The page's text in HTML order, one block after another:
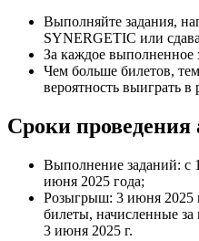
Выполняйте задания,
SYNERGETIC или
За каждое выполненное
Чем больше билетов,
вероятность выиграть
Сроки проведения
Выполнение заданий: с
июня 2025 года;
Розыгрыш: 3 июня 2025
билеты, начисленные
3 июня 2025 г.